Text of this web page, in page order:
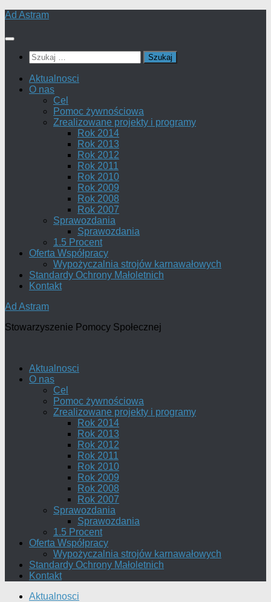
Skip
content
Ad Astram
Szukaj:
Aktualnosci
O nas
Cel
Pomoc żywnościowa
Zrealizowane projekty i programy
Rok 2014
Rok 2013
Rok 2012
Rok 2011
Rok 2010
Rok 2009
Rok 2008
Rok 2007
Sprawozdania
Sprawozdania
1.5 Procent
Oferta Współpracy
Wypożyczalnia strojów karnawałowych
Standardy Ochrony Małoletnich
Kontakt
Ad Astram
Stowarzyszenie Pomocy Społecznej
Aktualnosci
O nas
Cel
Pomoc żywnościowa
Zrealizowane projekty i programy
Rok 2014
Rok 2013
Rok 2012
Rok 2011
Rok 2010
Rok 2009
Rok 2008
Rok 2007
Sprawozdania
Sprawozdania
1.5 Procent
Oferta Współpracy
Wypożyczalnia strojów karnawałowych
Standardy Ochrony Małoletnich
Kontakt
Aktualnosci